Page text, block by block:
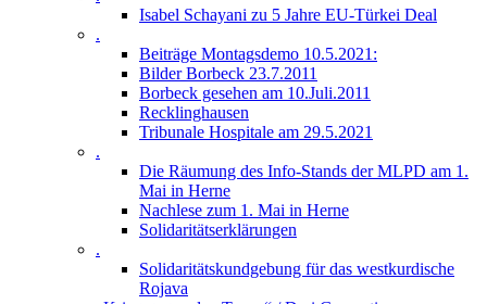
Isabel Schayani zu 5 Jahre EU-Türkei Deal
.
Beiträge Montagsdemo 10.5.2021:
Bilder Borbeck 23.7.2011
Borbeck gesehen am 10.Juli.2011
Recklinghausen
Tribunale Hospitale am 29.5.2021
.
Die Räumung des Info-Stands der MLPD am 1.
Mai in Herne
Nachlese zum 1. Mai in Herne
Solidaritätserklärungen
.
Solidaritätskundgebung für das westkurdische
Rojava